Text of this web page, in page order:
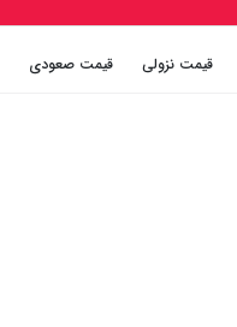
قيمت نزولی قيمت صعودی